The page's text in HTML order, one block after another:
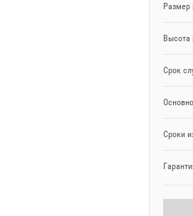
Размер
Высота
Срок
Сроки